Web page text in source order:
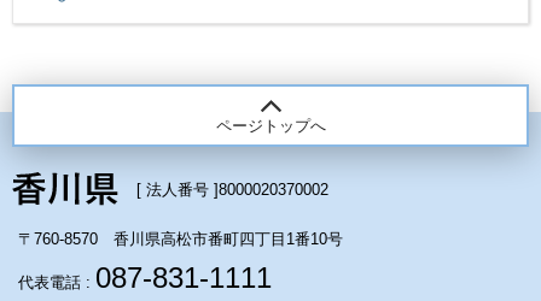
ページトップへ
[ 法人番号 ]8000020370002
〒760-8570 香川県高松市番町四丁目1番10号
代表電話 : 087-831-1111